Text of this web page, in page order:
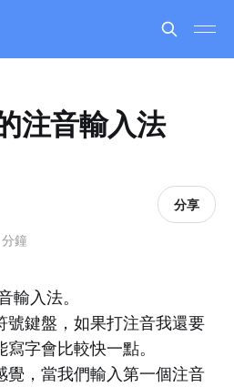
注音輸入法
鐘
分享
輸入法。
號鍵盤，如果打注音我還要
字會比較快一點。
覺，當我們輸入第一個注音